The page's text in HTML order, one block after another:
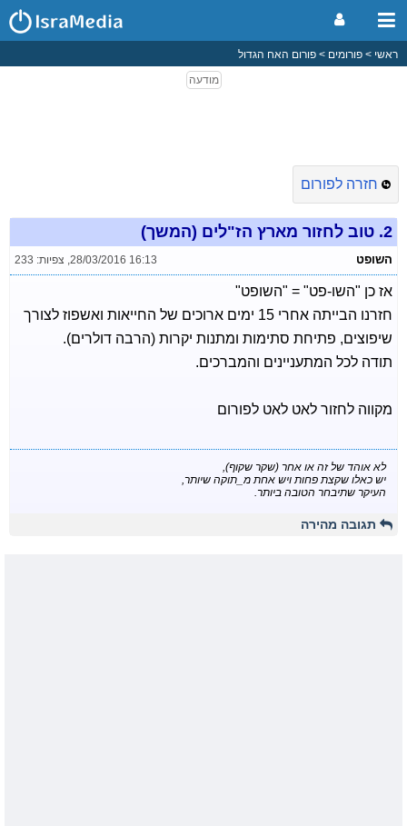
ראשי פורומים פורום האח הגדול
חזרה לפורום
2. טוב לחזור מארץ הז"לים (המשך)
השופט 28/03/2016 16:13
, צפיות: 233
אז כן "השו-פט" = "השופט"
חזרנו הבייתה אחרי 15 ימים ארוכים של החייאות ואשפוז לצורך
שיפוצים, פתיחת סתימות ומתנות יקרות (הרבה דולרים).
תודה לכל המתעניינים והמברכים.
מקווה לחזור לאט לאט לפורום
לא אוהד של זה או אחר (שקר שקוף),
יש כאלו שקצת פחות ויש אחת מ_תוקה שיותר,
העיקר שתיבחר הטובה ביותר.
תגובה מהירה